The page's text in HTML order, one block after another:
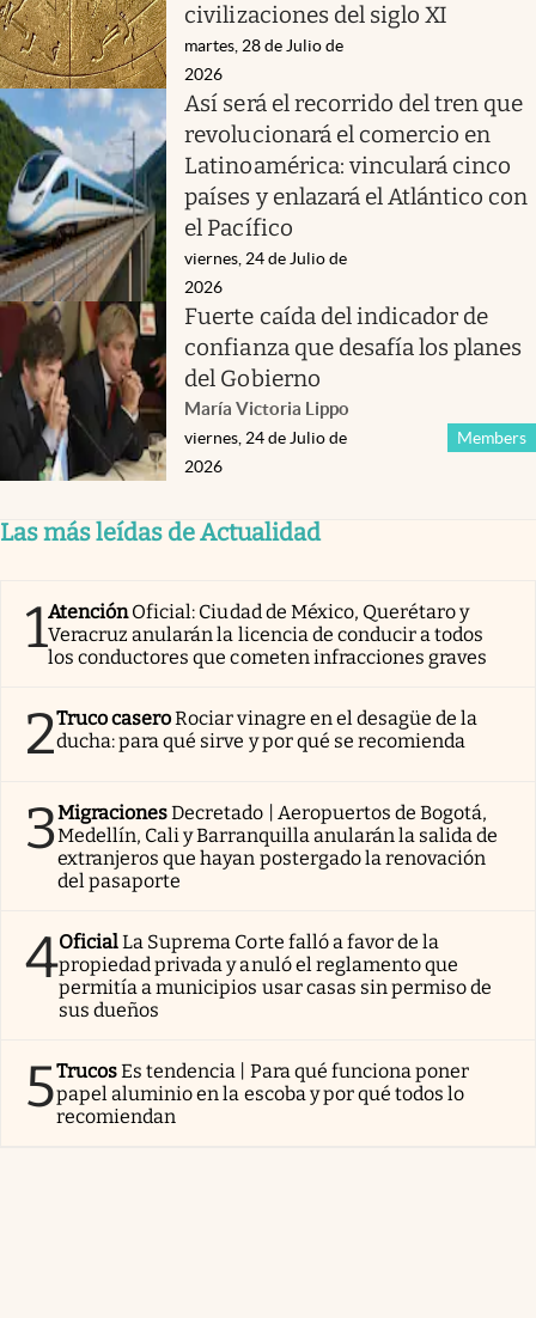
civilizaciones del siglo XI
martes, 28 de Julio de
2026
Así será el recorrido del tren que
revolucionará el comercio en
Latinoamérica: vinculará cinco
países y enlazará el Atlántico con
el Pacífico
viernes, 24 de Julio de
2026
Fuerte caída del indicador de
confianza que desafía los planes
del Gobierno
María Victoria Lippo
Members
viernes, 24 de Julio de
2026
Las más leídas de Actualidad
1AtenciónOficial: Ciudad de México, Querétaro y
Veracruz anularán la licencia de conducir a todos
los conductores que cometen infracciones graves
2Truco caseroRociar vinagre en el desagüe de la
ducha: para qué sirve y por qué se recomienda
3MigracionesDecretado | Aeropuertos de Bogotá,
Medellín, Cali y Barranquilla anularán la salida de
extranjeros que hayan postergado la renovación
del pasaporte
4OficialLa Suprema Corte falló a favor de la
propiedad privada y anuló el reglamento que
permitía a municipios usar casas sin permiso de
sus dueños
5TrucosEs tendencia | Para qué funciona poner
papel aluminio en la escoba y por qué todos lo
recomiendan